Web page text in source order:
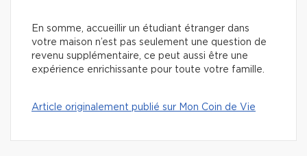
En somme, accueillir un étudiant étranger dans
votre maison n’est pas seulement une question de
revenu supplémentaire, ce peut aussi être une
expérience enrichissante pour toute votre famille.
Article originalement publié sur Mon Coin de Vie